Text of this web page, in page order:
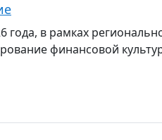
года, в рамках
финансовой